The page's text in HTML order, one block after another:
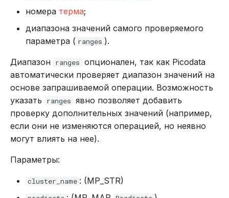
номера терма;
диапазона значений самого проверяемого
параметра ( ranges ).
Диапазон ranges опционален, так как Picodata
автоматически проверяет диапазон значений на
основе запрашиваемой операции. Возможность
указать
ranges явно позволяет добавить
проверку дополнительных значений (например,
если они не изменяются операцией, но неявно
могут влиять на нее).
Параметры:
cluster_name : (MP_STR)